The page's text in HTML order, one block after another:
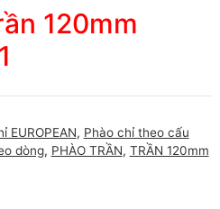
120mm
EUROPEAN, Phào chỉ theo cấu
dòng, PHÀO TRẦN, TRẦN 120mm